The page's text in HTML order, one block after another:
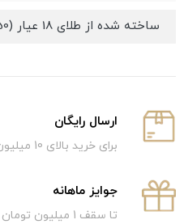
ساخته شده از طلای 18 عیار (750)
ارسال رایگان
برای خرید بالای 10 میلیون تومان
جوایز ماهانه
تا سقف 1 میلیون تومان